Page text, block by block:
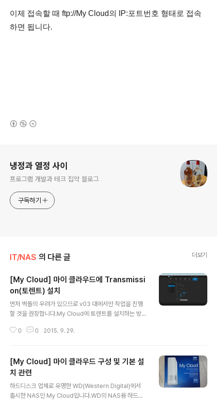
이제 접속할 때 ftp://My Cloud의 IP:포트번호 형태로 접속
하면 됩니다.
냉정과 열정 사이
프로그램 개발과 테크 집약 블로그
구독하기
IT/NAS 의 다른 글 더보기
[My Cloud] 마이 클라우드에 Transmissi
on(토렌트) 설치
먼저 벽돌의 우려가 있으므로 v03 대에서만 작업을 진행
할 것을 권장합니다.My Cloud에 토렌트를 설치하는 방법
트를 사용하는데 My Cloud에서는 Transmission을 사
기 위해서 먼저 SSH를 활성화해야 합니다.설정의 네트워
크 메뉴에 보면 SSH가 있습니다.켜기 상태로 두면 SSH
접속이 가능해지며 putty 등을 통해서 접속하면 됩니다.N
AS의 IP로 접속하면 로그인 정보를 묻게 됩니다.처음으로
접속하면 ID는 root, 비밀번호는 welc0me(영문 o가 아
0 0 2015. 9. 29.
[My Cloud] 마이 클라우드 구성 및 기본 설
치 관련
하드디스크 업체로 유명한 WD(Western Digital)에서
출시한 NAS인 My Cloud입니다.WD의 NAS용 하드디